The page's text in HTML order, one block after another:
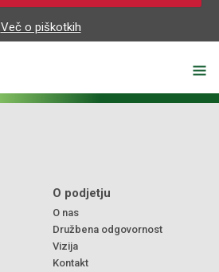
Več o piškotkih
O podjetju
O nas
Družbena odgovornost
Vizija
Kontakt